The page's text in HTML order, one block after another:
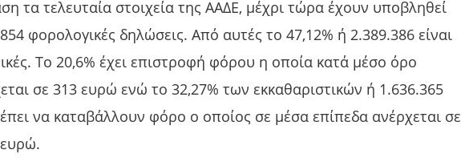
τα τελευταία στοιχεία της ΑΑΔΕ, μέχρι τώρα έχουν υποβληθεί
φορολογικές δηλώσεις. Από αυτές το 47,12% ή 2.389.386 είναι
Το 20,6% έχει επιστροφή φόρου η οποία κατά μέσο όρο
σε 313 ευρώ ενώ το 32,27% των εκκαθαριστικών ή 1.636.365
να καταβάλλουν φόρο ο οποίος σε μέσα επίπεδα ανέρχεται σε